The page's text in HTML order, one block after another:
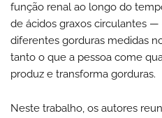
função renal ao longo do
de ácidos graxos circulantes —
diferentes gorduras medidas
tanto o que a pessoa come
produz e transforma gorduras.
Neste trabalho, os autores